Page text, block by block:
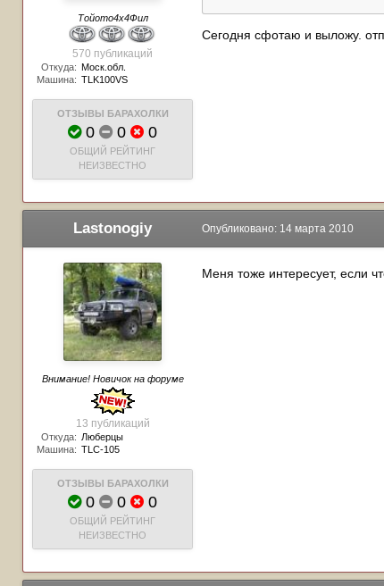
Тойото4х4Фил
570 публикаций
Откуда: Моск.обл.
Машина: TLK100VS
ОТЗЫВЫ БАРАХОЛКИ
0 0 0
ОБЩИЙ РЕЙТИНГ
НЕИЗВЕСТНО
Сегодня сфотаю и выложу.
Lastonogiy
Внимание! Новичок на форуме
13 публикаций
Откуда: Люберцы
Машина: TLC-105
ОТЗЫВЫ БАРАХОЛКИ
0 0 0
ОБЩИЙ РЕЙТИНГ
НЕИЗВЕСТНО
Опубликовано: 14 марта 2010
Меня тоже интересует, если